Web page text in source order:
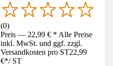
(0)
Preis — 22,99 € * Alle Preise
inkl. MwSt. und ggf. zzgl.
Versandkosten pro ST22,99
€*/ ST